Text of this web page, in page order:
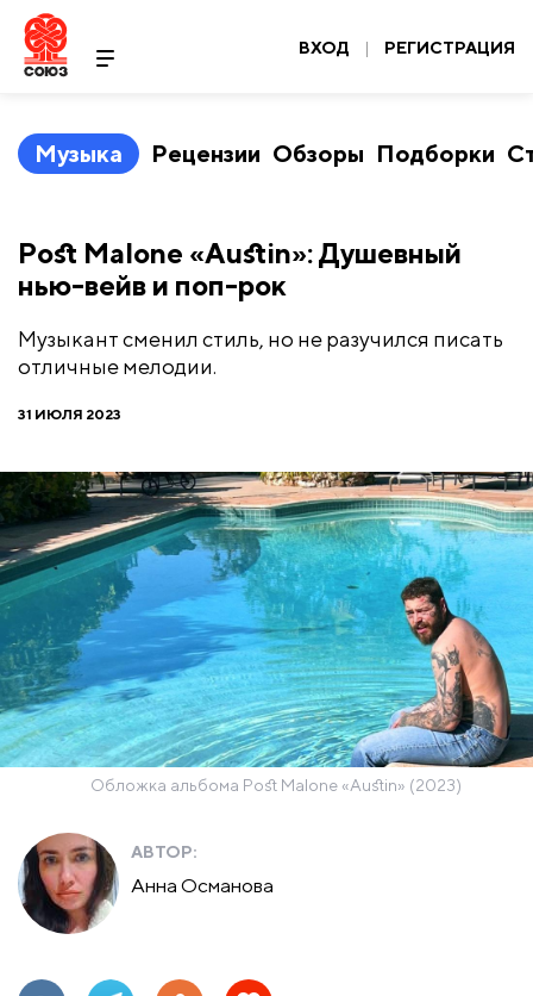
ВХОД | РЕГИСТРАЦИЯ
Музыка Рецензии Обзоры Подборки
​Post Malone «Austin»: Душевный
нью-вейв и поп-рок
Музыкант сменил стиль, но не разучился писать
отличные мелодии.
31 ИЮЛЯ 2023
Обложка альбома Post Malone «Austin» (2023)
АВТОР:
Анна Османова